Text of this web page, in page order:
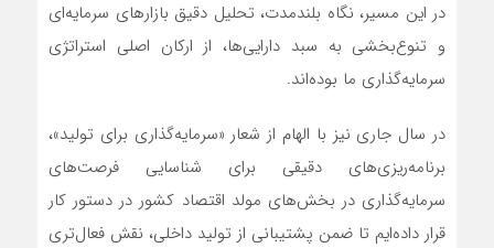
در این مسیر، نگاه بلندمدت، تحلیل دقیق بازارهای سرمایه‌ای
و تنوع‌بخشی به سبد دارایی‌ها، از ارکان اصلی استراتژی
سرمایه‌گذاری ما بوده‌اند.
در سال جاری نیز با الهام از شعار «سرمایه‌گذاری برای تولید»،
برنامه‌ریزی‌های دقیقی برای شناسایی فرصت‌های
سرمایه‌گذاری در بخش‌های مولد اقتصاد کشور در دستور کار
قرار داده‌ایم تا ضمن پشتیبانی از تولید داخلی، نقش فعال‌تری